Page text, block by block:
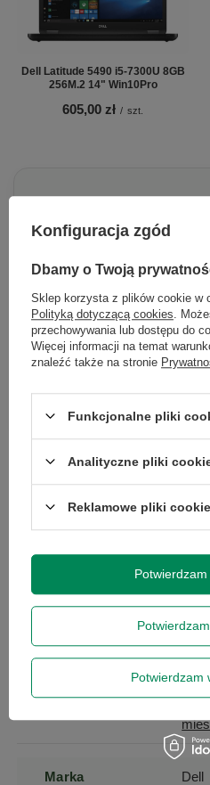
Dell Latitude 5490 i5-7300U 8GB
256M.2 14" Win10Pro
605,00 zł / szt.
Chcesz się w
masz
Skorzystaj z
+48
Zapytaj o
Specyfikacja
Seria
Marka Dell
Konfiguracja zgód
Dbamy o Twoją
Sklep korzysta z plików cookie w
Polityką dotyczącą cookies .
przechowywania lub dostępu do
Więcej informacji na temat
znaleźć także na stronie
Funkcjonalne pliki
Analityczne pliki
Reklamowe pliki cookie
Potwierdzam